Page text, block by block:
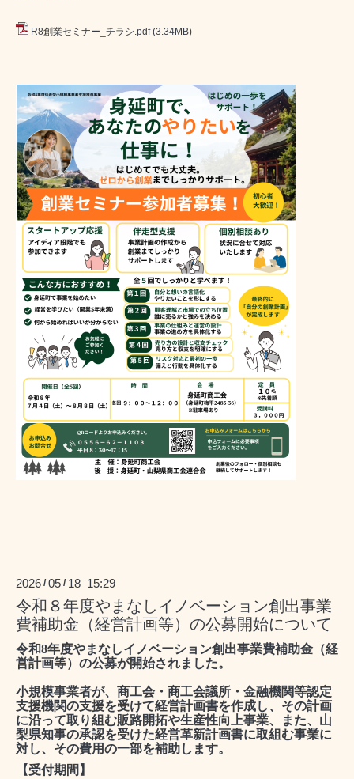
R8創業セミナー_チラシ.pdf (3.34MB)
2026 /05 / 18 15:29
令和８年度やまなしイノベーション創出事業
費補助金（経営計画等）の公募開始について
令和8年度やまなしイノベーション創出事業費補助金（経
営計画等）の公募が開始されました。
小規模事業者が、商工会・商工会議所・金融機関等認定
支援機関の支援を受けて経営計画書を作成し、その計画
に沿って取り組む販路開拓や生産性向上事業、また、山
梨県知事の承認を受けた経営革新計画書に取組む事業に
対し、その費用の一部を補助します。
【受付期間】